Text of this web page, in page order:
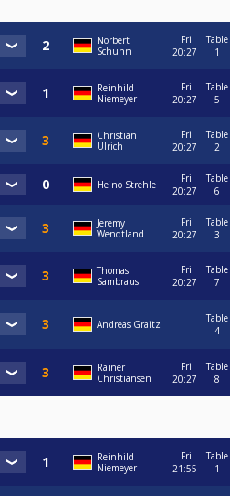
Norbert
Schunn
Fri
20:27
Table
1
Reinhild
Niemeyer
Fri
20:27
Table
5
Christian
Ulrich
Fri
20:27
Table
2
Heino Strehle
Fri
20:27
Table
6
Jeremy
Wendtland
Fri
20:27
Table
3
Thomas
Sambraus
Fri
20:27
Table
7
Andreas Graitz
Table
4
Rainer
Christiansen
Fri
20:27
Table
8
Reinhild
Niemeyer
Fri
21:55
Table
1